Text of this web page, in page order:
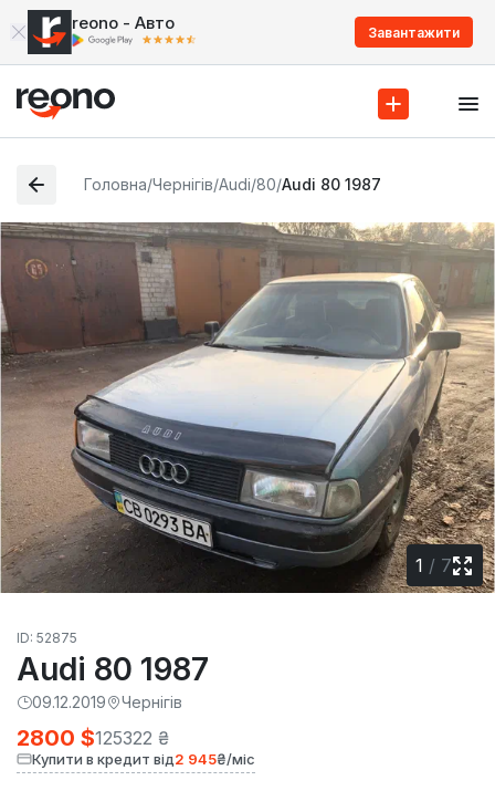
reono - Авто Завантажити
Головна/Чернігів/Audi/80/Audi 80 1987
1 / 7
ID: 52875
Audi 80 1987
09.12.2019 Чернігів
2800 $125322 ₴
Купити в кредит від2 945₴/міс